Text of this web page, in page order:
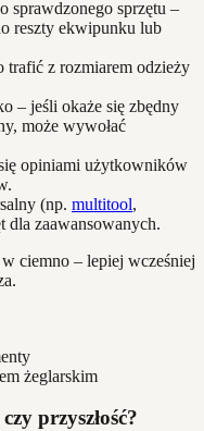
sprawdzonego sprzętu –
reszty ekwipunku lub
trafić z rozmiarem odzieży
– jeśli okaże się zbędny
może wywołać
opiniami użytkowników
(np. multitool,
dla zaawansowanych.
ciemno – lepiej wcześniej
żeglarskim
przyszłość?